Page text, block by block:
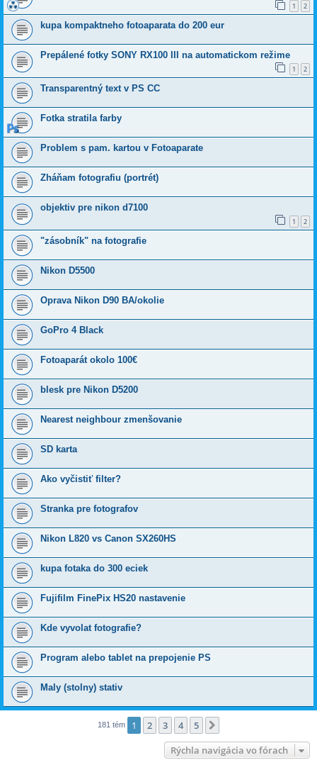
1 2
kupa kompaktneho fotoaparata do 200 eur
Prepálené fotky SONY RX100 III na automatickom režime
1 2
Transparentný text v PS CC
Fotka stratila farby
Problem s pam. kartou v Fotoaparate
Zháňam fotografiu (portrét)
objektiv pre nikon d7100
1 2
"zásobník" na fotografie
Nikon D5500
Oprava Nikon D90 BA/okolie
GoPro 4 Black
Fotoaparát okolo 100€
blesk pre Nikon D5200
Nearest neighbour zmenšovanie
SD karta
Ako vyčistiť filter?
Stranka pre fotografov
Nikon L820 vs Canon SX260HS
kupa fotaka do 300 eciek
Fujifilm FinePix HS20 nastavenie
Kde vyvolat fotografie?
Program alebo tablet na prepojenie PS
Maly (stolny) stativ
181 tém 1 2 3 4 5
Rýchla navigácia vo fórach